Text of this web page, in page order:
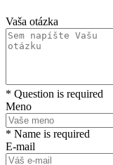
Vaša otázka
* Question is required
Meno
* Name is required
E-mail